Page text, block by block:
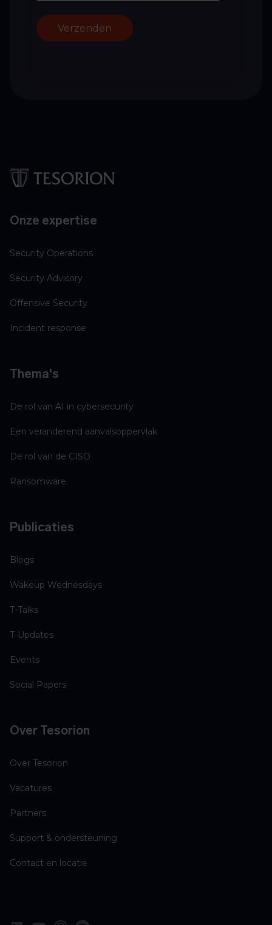
Verzenden
Onze expertise
Security Operations
Security Advisory
Offensive Security
Incident response
Thema's
De rol van AI in cybersecurity
Een veranderend aanvalsoppervlak
De rol van de CISO
Ransomware
Publicaties
Blogs
Wakeup Wednesdays
T-Talks
T-Updates
Events
Social Papers
Over Tesorion
Over Tesorion
Vacatures
Partners
Support & ondersteuning
Contact en locatie